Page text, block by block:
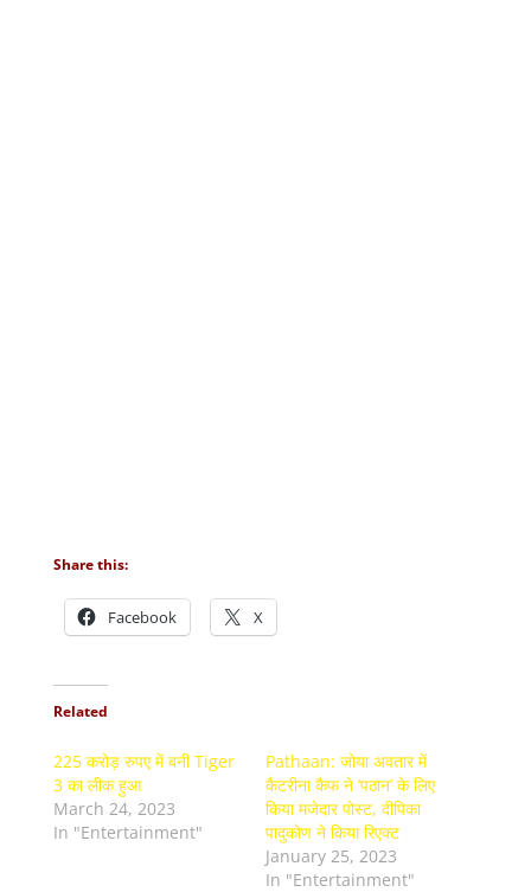
Share this:
Facebook X
Related
225 करोड़ रुपए में बनी Tiger
3 का लीक हुआ
March 24, 2023
In "Entertainment"
Pathaan: जोया अवतार में
कैटरीना कैफ ने ‘पठान’ के लिए
किया मजेदार पोस्ट, दीपिका
पादुकोण ने किया रिएक्ट
January 25, 2023
In "Entertainment"